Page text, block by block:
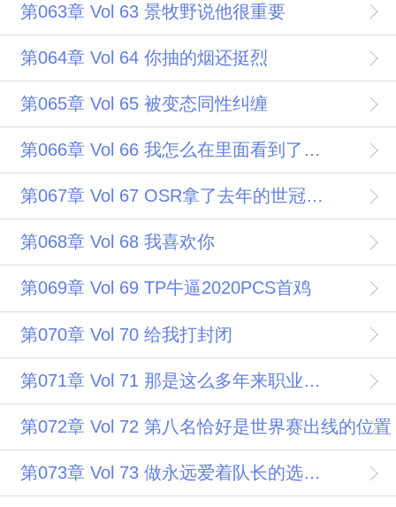
第063章 Vol 63 景牧野说他很重要
第064章 Vol 64 你抽的烟还挺烈
第065章 Vol 65 被变态同性纠缠
第066章 Vol 66 我怎么在里面看到了游戏里的黑短裙
第067章 Vol 67 OSR拿了去年的世冠风头无两
第068章 Vol 68 我喜欢你
第069章 Vol 69 TP牛逼2020PCS首鸡
第070章 Vol 70 给我打封闭
第071章 Vol 71 那是这么多年来职业赛场上闪烁不熄的灯光
第072章 Vol 72 第八名恰好是世界赛出线的位置
第073章 Vol 73 做永远爱着队长的选手Aspen